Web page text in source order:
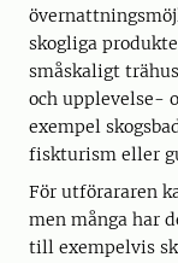
skogliga
småskaligt
och upplevelse-
exempel
fiskturism eller
För utförararen
men många har
till exempelvis